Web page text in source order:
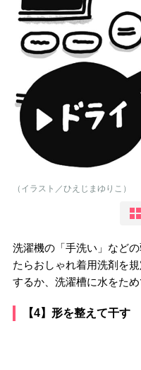
（イラスト／ひえじまゆりこ）
洗濯機の「手洗い」など
たらおしゃれ着用洗剤を
するか、洗濯槽に水をた
【4】形を整えて干す